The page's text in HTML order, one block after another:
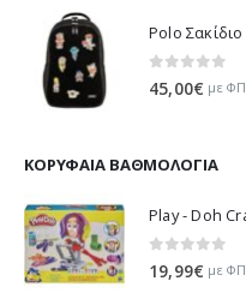
0out of 5
45,00€ με
ΚΟΡΥΦΑΊΑ ΒΑΘΜΟΛΟΓΊΑ
Play - Doh
0 out of 5
19,99€ με